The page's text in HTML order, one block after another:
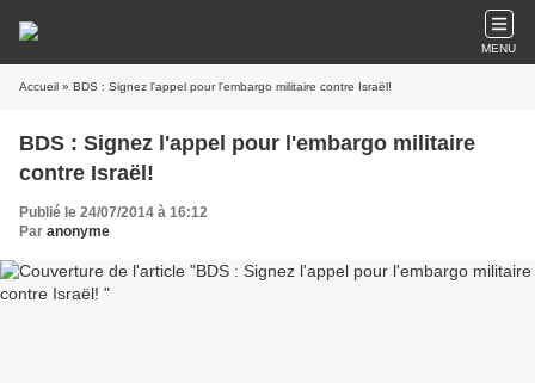
MENU
Accueil » BDS : Signez l'appel pour l'embargo militaire contre Israël!
BDS : Signez l'appel pour l'embargo militaire
contre Israël!
Publié le 24/07/2014 à 16:12
Par anonyme